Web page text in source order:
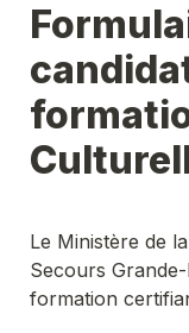
Le Ministère de
Secours
formation